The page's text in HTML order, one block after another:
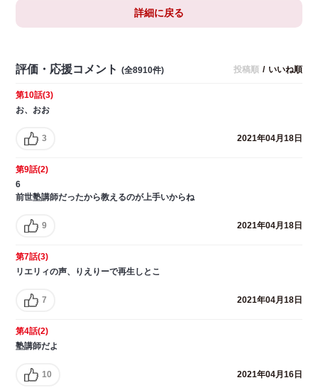
詳細に戻る
評価・応援コメント (全8910件) 投稿順 / いいね順
第10話(3)
お、おお
3 2021年04月18日
第9話(2)
6
前世塾講師だったから教えるのが上手いからね
9 2021年04月18日
第7話(3)
リエリィの声、りえりーで再生しとこ
7 2021年04月18日
第4話(2)
塾講師だよ
10 2021年04月16日